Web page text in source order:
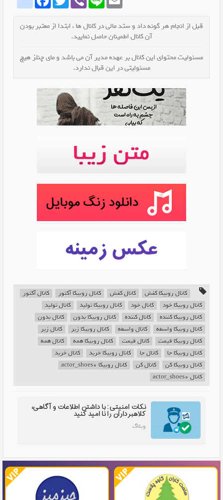
قبل از انجام هر گونه داد و ستد مالی در کانال ها ، ابتدا از معتبر بودن
آن کانال اطمینان حاصل نمایید.
مسئولیت محتوای این کانال بر عهده مدیر آن می باشد و مای چنلز هیچ
مسئولیتی در این قبال ندارد.
کانال روبیکا کفش کانال کفش کانال روبیکا آکتور
کانال آکتور
کانال روبیکا خود
کانال خود کانال روبیکا تولید
کانال تولید
کانال روبیکا کننده
کانال کننده کانال روبیکا بدون
کانال بدون
کانال روبیکا واسطه
کانال واسطه کانال روبیکا زیر
کانال زیر
کانال روبیکا قیمت
کانال قیمت کانال روبیکا همه
کانال همه
کانال روبیکا جا
کانال جا کانال روبیکا خرید
کانال خرید
کانال روبیکا کن
کانال کن
کانال روبیکا actor_shoes0
کانال actor_shoes0
نکات امنیتی: با داشتن اطلاعات و آگاهی،
کلاهبرداران را نا امید کنید
وبلاگ